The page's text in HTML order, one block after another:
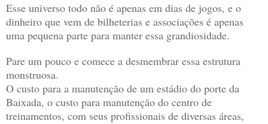
Esse universo todo não é apenas em dias de jogos, e o
dinheiro que vem de bilheterias e associações é apenas
uma pequena parte para manter essa grandiosidade.
Pare um pouco e comece a desmembrar essa estrutura
monstruosa.
O custo para a manutenção de um estádio do porte da
Baixada, o custo para manutenção do centro de
treinamentos, com seus profissionais de diversas áreas,